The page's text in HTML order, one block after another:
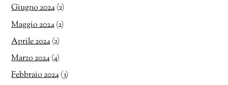
Giugno 2024(2)
Maggio 2024(2)
Aprile 2024(2)
Marzo 2024(4)
Febbraio 2024(3)